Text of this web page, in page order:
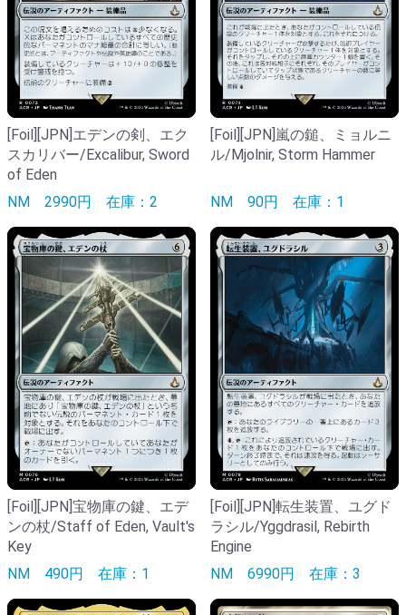
[Foil][JPN]エデンの剣、エク
スカリバー/Excalibur, Sword
of Eden
NM 2990円 在庫：2
[Foil][JPN]嵐の鎚、ミョルニ
ル/Mjolnir, Storm Hammer
NM 90円 在庫：1
[Foil][JPN]宝物庫の鍵、エデ
ンの杖/Staff of Eden, Vault's
Key
NM 490円 在庫：1
[Foil][JPN]転生装置、ユグド
ラシル/Yggdrasil, Rebirth
Engine
NM 6990円 在庫：3